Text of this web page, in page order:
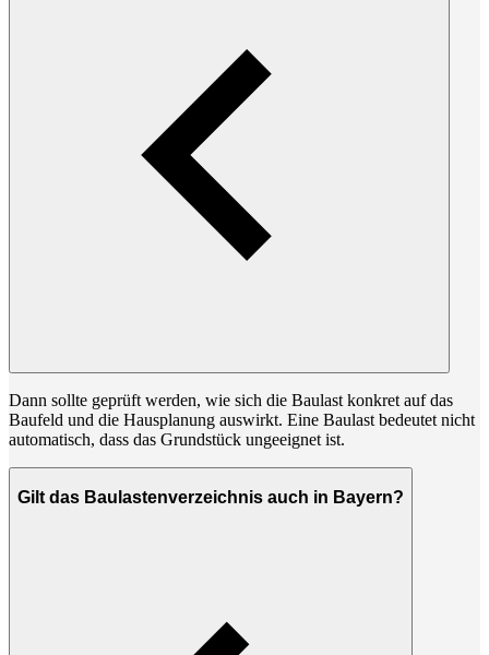
Dann sollte geprüft werden, wie sich die Baulast konkret auf das
Baufeld und die Hausplanung auswirkt. Eine Baulast bedeutet nicht
automatisch, dass das Grundstück ungeeignet ist.
Gilt das Baulastenverzeichnis auch in Bayern?